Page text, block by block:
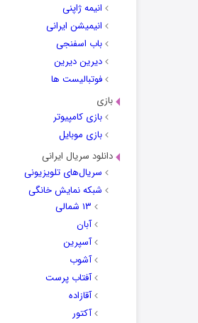
انیمه ژاپنی
انیمیشن ایرانی
باب اسفنجی
دیرین دیرین
فوتبالیست ها
بازی
بازی کامپیوتر
بازی موبایل
دانلود سریال ایرانی
سریال‌های تلویزیونی
شبکه نمایش خانگی
۱۳ شمالی
آبان
آسپرین
آشوب
آفتاب پرست
آقازاده
آکتور